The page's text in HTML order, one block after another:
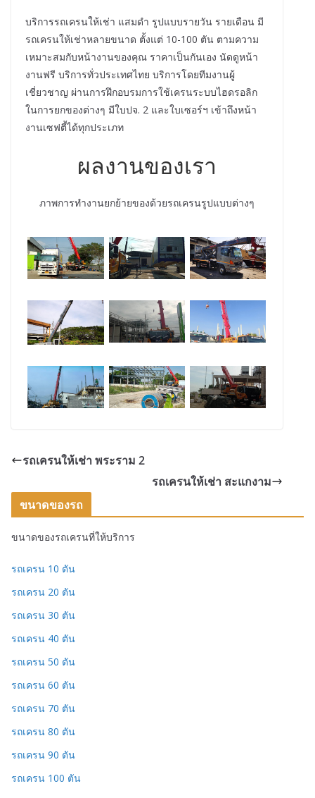
บริการรถเครนให้เช่า แสมดำ รูปแบบรายวัน รายเดือน มี
รถเครนให้เช่าหลายขนาด ตั้งแต่ 10-100 ตัน ตามความ
เหมาะสมกับหน้างานของคุณ ราคาเป็นกันเอง นัดดูหน้า
งานฟรี บริการทั่วประเทศไทย บริการโดยทีมงานผู้
เชี่ยวชาญ ผ่านการฝึกอบรมการใช้เครนระบบไฮดรอลิก
ในการยกของต่างๆ มีใบปจ. 2 และใบเซอร์ฯ เข้าถึงหน้า
งานเซฟตี้ได้ทุกประเภท
ผลงานของเรา
ภาพการทำงานยกย้ายของด้วยรถเครนรูปแบบต่างๆ
รถเครนให้เช่า พระราม 2
รถเครนให้เช่า สะแกงาม
ขนาดของรถ
ขนาดของรถเครนที่ให้บริการ
รถเครน 10 ตัน
รถเครน 20 ตัน
รถเครน 30 ตัน
รถเครน 40 ตัน
รถเครน 50 ตัน
รถเครน 60 ตัน
รถเครน 70 ตัน
รถเครน 80 ตัน
รถเครน 90 ตัน
รถเครน 100 ตัน